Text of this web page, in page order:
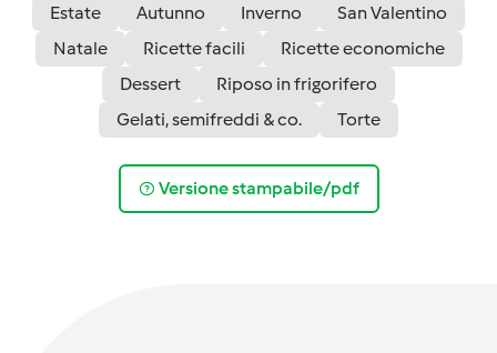
Estate
Autunno Inverno
San Valentino
Natale
Ricette facili
Ricette economiche
Dessert
Riposo in frigorifero
Gelati, semifreddi & co.
Torte
Versione stampabile/pdf